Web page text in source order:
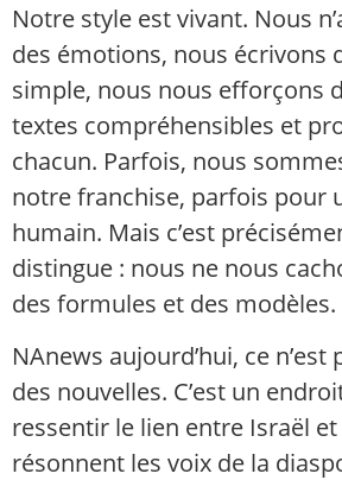
Notre style est vivant. Nous
des émotions, nous écrivons
simple, nous nous efforçons
textes compréhensibles et
chacun. Parfois, nous
notre franchise, parfois pour
humain. Mais c’est
distingue : nous ne nous
des formules et des modèles.
NAnews aujourd’hui, ce
des nouvelles. C’est un
ressentir le lien entre Israël et
résonnent les voix de la